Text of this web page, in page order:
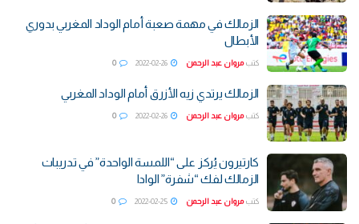
الزمالك في مهمة صعبة أمام الوداد المغربي بدوري
الأبطال
كتب مروان عبد الرحمن 0
الزمالك يرتدي زيه الأزرق أمام الوداد المغربي
كتب مروان عبد الرحمن 0
كارتيرون يُركز على “اللمسة الواحدة” في تدريبات
الزمالك لفك “شفرة” الوادا
كتب مروان عبد الرحمن 0